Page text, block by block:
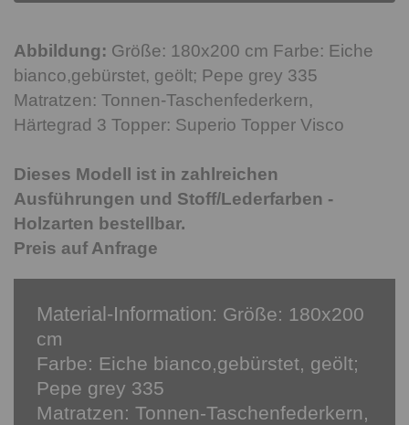
Abbildung: Größe: 180x200 cm Farbe: Eiche
bianco,gebürstet, geölt; Pepe grey 335
Matratzen: Tonnen-Taschenfederkern,
Härtegrad 3 Topper: Superio Topper Visco
Dieses Modell ist in zahlreichen
Ausführungen und Stoff/Lederfarben -
Holzarten bestellbar.
Preis auf Anfrage
Material-Information: Größe: 180x200
cm
Farbe: Eiche bianco,gebürstet, geölt;
Pepe grey 335
Matratzen: Tonnen-Taschenfederkern,